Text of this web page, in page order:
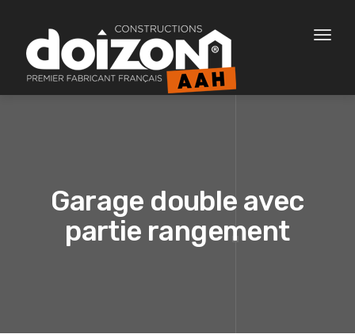
Toggle
Garage double avec
partie rangement